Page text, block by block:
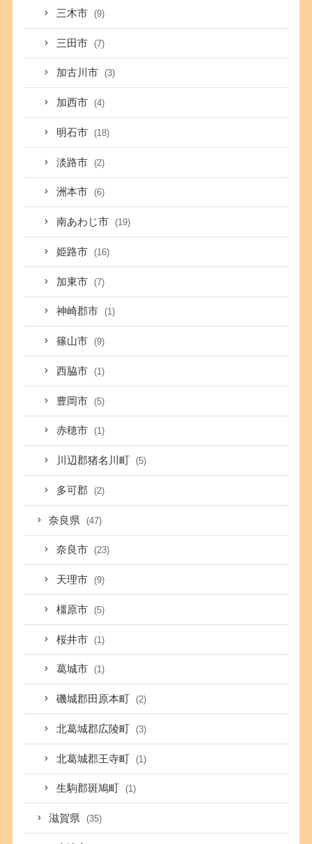
三木市 (9)
三田市 (7)
加古川市 (3)
加西市 (4)
明石市 (18)
淡路市 (2)
洲本市 (6)
南あわじ市 (19)
姫路市 (16)
加東市 (7)
神崎郡市 (1)
篠山市 (9)
西脇市 (1)
豊岡市 (5)
赤穂市 (1)
川辺郡猪名川町 (5)
多可郡 (2)
奈良県 (47)
奈良市 (23)
天理市 (9)
橿原市 (5)
桜井市 (1)
葛城市 (1)
磯城郡田原本町 (2)
北葛城郡広陵町 (3)
北葛城郡王寺町 (1)
生駒郡斑鳩町 (1)
滋賀県 (35)